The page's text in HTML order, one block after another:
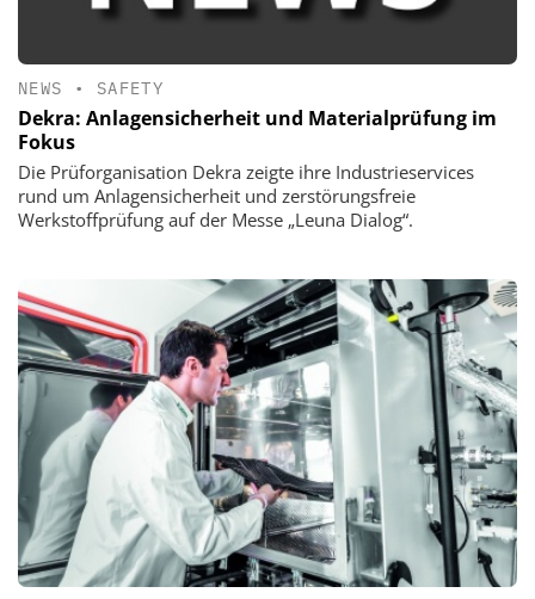
NEWS • SAFETY
Dekra: Anlagensicherheit und Materialprüfung im
Fokus
Die Prüforganisation Dekra zeigte ihre Industrieservices
rund um Anlagensicherheit und zerstörungsfreie
Werkstoffprüfung auf der Messe „Leuna Dialog“.